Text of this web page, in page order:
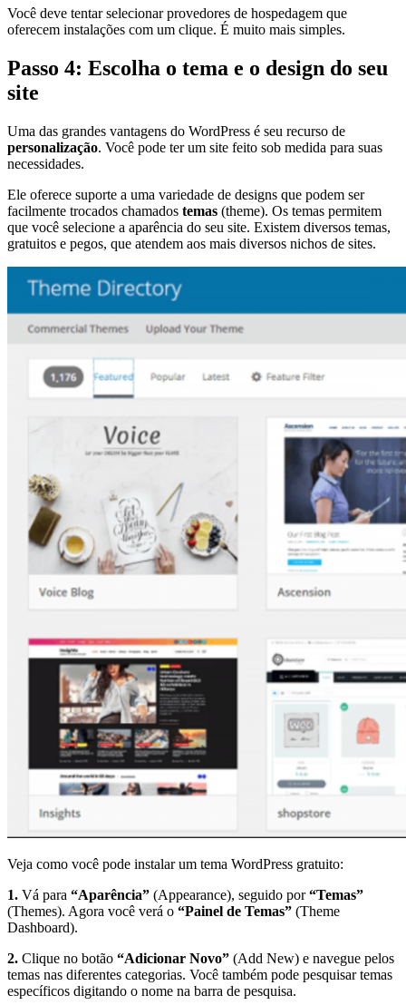
Você deve tentar selecionar provedores de hospedagem que
oferecem instalações com um clique. É muito mais simples.
Passo 4: Escolha o tema e o design do seu
site
Uma das grandes vantagens do WordPress é seu recurso de
personalização. Você pode ter um site feito sob medida para suas
necessidades.
Ele oferece suporte a uma variedade de designs que podem ser
facilmente trocados chamados temas (theme). Os temas permitem
que você selecione a aparência do seu site. Existem diversos temas,
gratuitos e pegos, que atendem aos mais diversos nichos de sites.
Veja como você pode instalar um tema WordPress gratuito:
1. Vá para “Aparência” (Appearance), seguido por“Temas”
(Themes). Agora você verá o “Painel de Temas” (Theme
Dashboard).
2. Clique no botão “Adicionar Novo” (Add New) e navegue pelos
temas nas diferentes categorias. Você também pode pesquisar temas
específicos digitando o nome na barra de pesquisa.